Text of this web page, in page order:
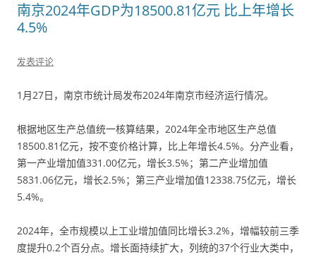
南京2024年GDP为18500.81亿元 比上年增长
4.5%
发表评论
1月27日，南京市统计局发布2024年南京市经济运行情况。
根据地区生产总值统一核算结果，2024年全市地区生产总值
18500.81亿元，按不变价格计算，比上年增长4.5%。分产业看，
第一产业增加值331.00亿元，增长3.5%；第二产业增加值
5831.06亿元，增长2.5%；第三产业增加值12338.75亿元，增长
5.4%。
2024年，全市规模以上工业增加值同比增长3.2%，增幅较前三季
度提升0.2个百分点。增长面持续扩大，列统的37个行业大类中，